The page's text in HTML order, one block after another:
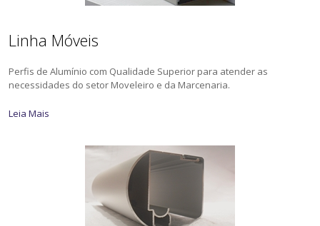
Linha Móveis
Perfis de Alumínio com Qualidade Superior para atender as
necessidades do setor Moveleiro e da Marcenaria.
Leia Mais